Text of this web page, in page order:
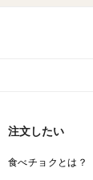
注文したい
食べチョクとは？